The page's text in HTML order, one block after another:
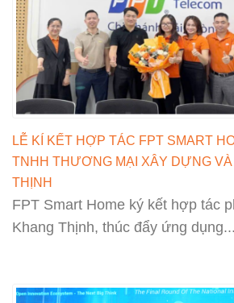
LỄ KÍ KẾT HỢP TÁC FPT SMART
TNHH THƯƠNG MẠI XÂY DỰNG
THỊNH
FPT Smart Home ký kết hợp tác
Khang Thịnh, thúc đẩy ứng dụng...